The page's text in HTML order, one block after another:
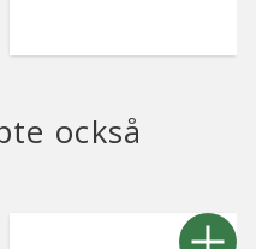
också